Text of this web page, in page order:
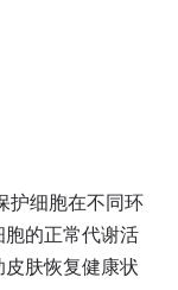
护细胞在不同环
的正常代谢活
肤恢复健康状